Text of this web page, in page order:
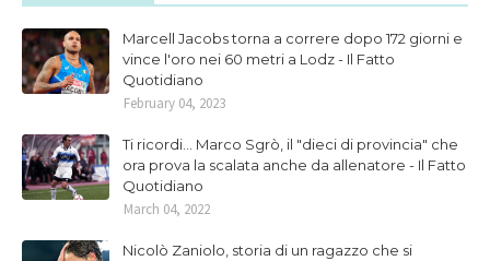
Marcell Jacobs torna a correre dopo 172 giorni e
vince l'oro nei 60 metri a Lodz - Il Fatto
Quotidiano
February 04, 2023
Ti ricordi... Marco Sgrò, il "dieci di provincia" che
ora prova la scalata anche da allenatore - Il Fatto
Quotidiano
March 04, 2022
Nicolò Zaniolo, storia di un ragazzo che si